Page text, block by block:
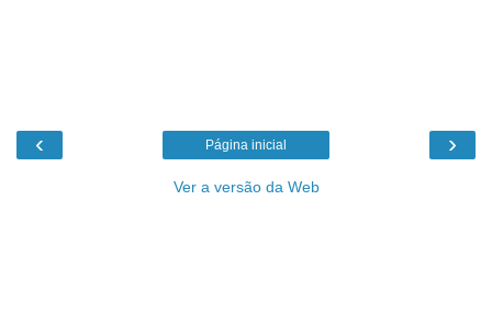
‹ ›
Página inicial
Ver a versão da Web